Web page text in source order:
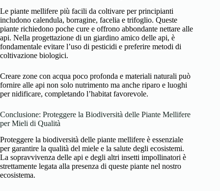
Le piante mellifere più facili da coltivare per principianti
includono calendula, borragine, facelia e trifoglio. Queste
piante richiedono poche cure e offrono abbondante nettare alle
api. Nella progettazione di un giardino amico delle api, è
fondamentale evitare l’uso di pesticidi e preferire metodi di
coltivazione biologici.
Creare zone con acqua poco profonda e materiali naturali può
fornire alle api non solo nutrimento ma anche riparo e luoghi
per nidificare, completando l’habitat favorevole.
Conclusione: Proteggere la Biodiversità delle Piante Mellifere
per Mieli di Qualità
Proteggere la biodiversità delle piante mellifere è essenziale
per garantire la qualità del miele e la salute degli ecosistemi.
La sopravvivenza delle api e degli altri insetti impollinatori è
strettamente legata alla presenza di queste piante nel nostro
ecosistema.